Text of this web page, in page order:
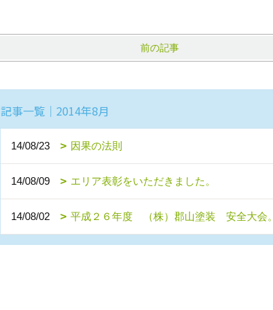
前の記事
記事一覧｜2014年8月
14/08/23 因果の法則
14/08/09 エリア表彰をいただきました。
14/08/02 平成２６年度 （株）郡山塗装 安全大会。